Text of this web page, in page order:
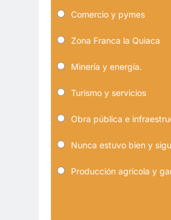
Comercio y pymes
Zona Franca la Quiaca
Minería y energía.
Turismo y servicios
Obra pública e
Nunca estuvo bien y
Producción agrícola y